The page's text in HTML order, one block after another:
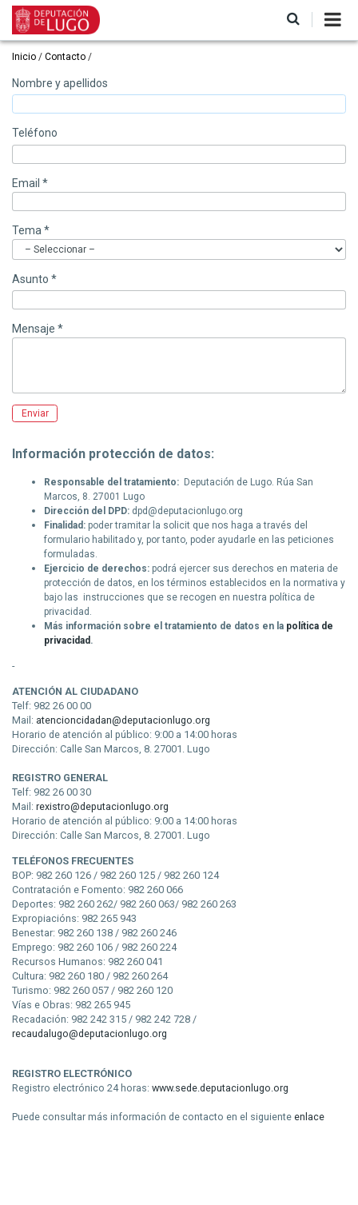
Pasar
contenido
principal
Ruta
de
navegación
Inicio Contacto
Nombre y apellidos
Teléfono
Email *
Tema *
Asunto *
Mensaje *
Información protección de datos:
Responsable del tratamiento: Deputación de Lugo. Rúa San
Marcos, 8. 27001 Lugo
Dirección del DPD: dpd@deputacionlugo.org
Finalidad: poder tramitar la solicit que nos haga a través del
formulario habilitado y, por tanto, poder ayudarle en las peticiones
formuladas.
Ejercicio de derechos: podrá ejercer sus derechos en materia de
protección de datos, en los términos establecidos en la normativa y
bajo las instrucciones que se recogen en nuestra política de
privacidad.
Más información sobre el tratamiento de datos en la política de
privacidad .
-
ATENCIÓN AL CIUDADANO
Telf: 982 26 00 00
Mail: atencioncidadan@deputacionlugo.org
Horario de atención al público: 9:00 a 14:00 horas
Dirección: Calle San Marcos, 8. 27001. Lugo
REGISTRO GENERAL
Telf: 982 26 00 30
Mail: rexistro@deputacionlugo.org
Horario de atención al público: 9:00 a 14:00 horas
Dirección: Calle San Marcos, 8. 27001. Lugo
TELÉFONOS FRECUENTES
BOP: 982 260 126 / 982 260 125 / 982 260 124
Contratación e Fomento: 982 260 066
Deportes: 982 260 262/ 982 260 063/ 982 260 263
Expropiacións: 982 265 943
Benestar: 982 260 138 / 982 260 246
Emprego: 982 260 106 / 982 260 224
Recursos Humanos: 982 260 041
Cultura: 982 260 180 / 982 260 264
Turismo: 982 260 057 / 982 260 120
Vías e Obras: 982 265 945
Recadación: 982 242 315 / 982 242 728 /
recaudalugo@deputacionlugo.org
REGISTRO ELECTRÓNICO
Registro electrónico 24 horas: www.sede.deputacionlugo.org
Puede consultar más información de contacto en el siguiente enlace